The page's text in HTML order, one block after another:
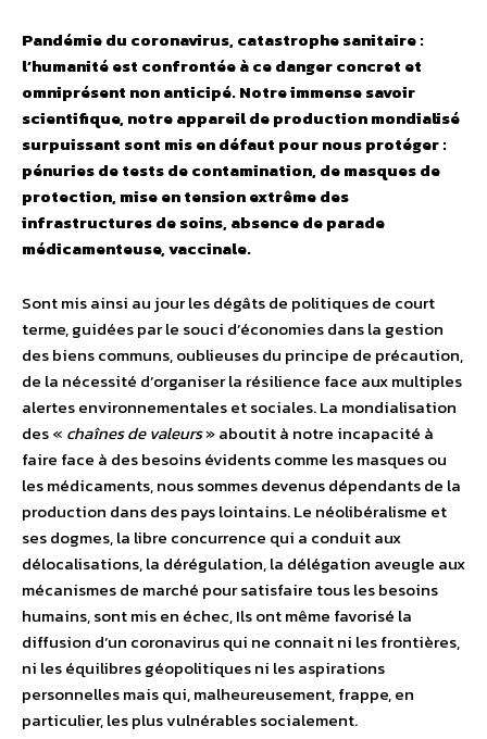
Pandémie du coronavirus, catastrophe sanitaire :
l’humanité est confrontée à ce danger concret et
omniprésent non anticipé. Notre immense savoir
scientifique, notre appareil de production mondialisé
surpuissant sont mis en défaut pour nous protéger :
pénuries de tests de contamination, de masques de
protection, mise en tension extrême des
infrastructures de soins, absence de parade
médicamenteuse, vaccinale.
Sont mis ainsi au jour les dégâts de politiques de court
terme, guidées par le souci d’économies dans la gestion
des biens communs, oublieuses du principe de précaution,
de la nécessité d’organiser la résilience face aux multiples
alertes environnementales et sociales. La mondialisation
des « chaînes de valeurs» aboutit à notre incapacité à
faire face à des besoins évidents comme les masques ou
les médicaments, nous sommes devenus dépendants de la
production dans des pays lointains. Le néolibéralisme et
ses dogmes, la libre concurrence qui a conduit aux
délocalisations, la dérégulation, la délégation aveugle aux
mécanismes de marché pour satisfaire tous les besoins
humains, sont mis en échec, Ils ont même favorisé la
diffusion d’un coronavirus qui ne connait ni les frontières,
ni les équilibres géopolitiques ni les aspirations
personnelles mais qui, malheureusement, frappe, en
particulier, les plus vulnérables socialement.